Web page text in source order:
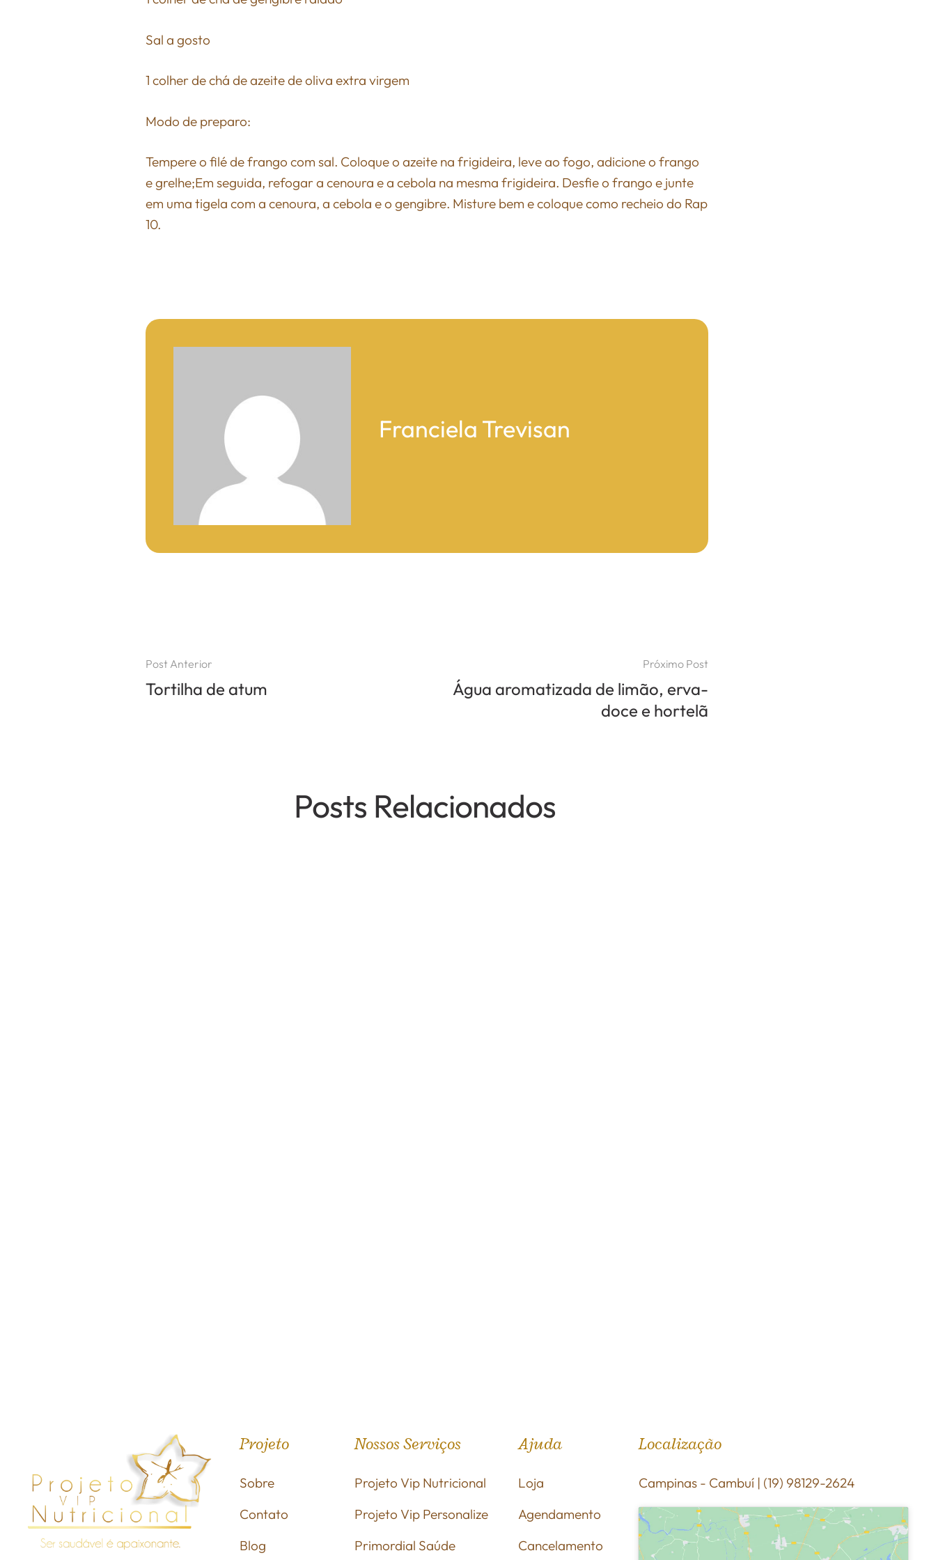
Sal a gosto
1 colher de chá de azeite de oliva extra virgem
Modo de preparo:
Tempere o filé de frango com sal. Coloque o azeite na frigideira, leve ao fogo, adicione o frango
e grelhe;Em seguida, refogar a cenoura e a cebola na mesma frigideira. Desfie o frango e junte
em uma tigela com a cenoura, a cebola e o gengibre. Misture bem e coloque como recheio do Rap
10.
Franciela Trevisan
Post Anterior
Tortilha de atum
Próximo Post
Água aromatizada de limão, erva-
doce e hortelã
Posts Relacionados
Projeto
Sobre
Contato
Blog
Nossos Serviços
Projeto Vip Nutricional
Projeto Vip Personalize
Primordial Saúde
Ajuda
Loja
Agendamento
Cancelamento
Localização
Campinas - Cambuí | (19) 98129-2624